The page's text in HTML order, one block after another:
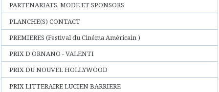
PARTENARIATS, MODE ET SPONSORS
PLANCHE(S) CONTACT
PREMIERES (Festival du Cinéma Américain )
PRIX D'ORNANO - VALENTI
PRIX DU NOUVEL HOLLYWOOD
PRIX LITTERAIRE LUCIEN BARRIERE